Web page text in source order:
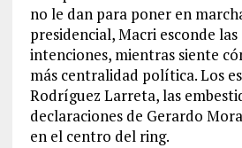
no le dan para poner en
presidencial, Macri esconde las
intenciones, mientras siente
más centralidad política. Los
Rodríguez Larreta, las
declaraciones de Gerardo
en el centro del ring.